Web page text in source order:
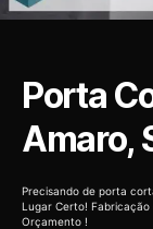
Porta
Amaro,
Precisando de porta
Lugar Certo! Fabricação
Orçamento !